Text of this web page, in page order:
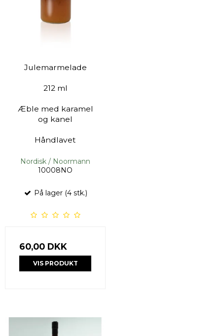
Julemarmelade
212 ml
Æble med karamel
og kanel
Håndlavet
Nordisk / Noormann
10008NO
På lager (4 stk.)
60,00 DKK
VIS PRODUKT